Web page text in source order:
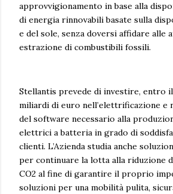
approvvigionamento in base alla
di energia rinnovabili basate sulla
e del sole, senza doversi affidare alle
estrazione di combustibili fossili.
Stellantis prevede di investire, entro il
miliardi di euro nell’elettrificazione e
del software necessario alla
elettrici a batteria in grado di
clienti. L’Azienda studia anche
per continuare la lotta alla riduzione
CO2 al fine di garantire il proprio
soluzioni per una mobilità pulita,